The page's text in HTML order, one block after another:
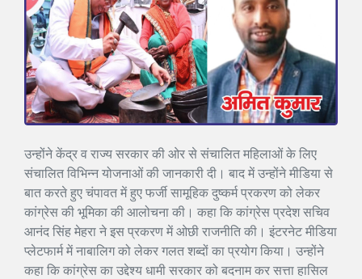
उन्होंने केंद्र व राज्य सरकार की ओर से संचालित महिलाओं के लिए
संचालित विभिन्न योजनाओं की जानकारी दी। बाद में उन्होंने मीडिया से
बात करते हुए चंपावत में हुए फर्जी सामूहिक दुष्कर्म प्रकरण को लेकर
कांग्रेस की भूमिका की आलोचना की। कहा कि कांग्रेस प्रदेश सचिव
आनंद सिंह मेहरा ने इस प्रकरण में ओछी राजनीति की। इंटरनेट मीडिया
प्लेटफार्म में नाबालिग को लेकर गलत शब्दों का प्रयोग किया। उन्होंने
कहा कि कांग्रेस का उद्देश्य धामी सरकार को बदनाम कर सत्ता हासिल